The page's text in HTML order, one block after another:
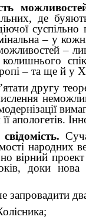
де
суспільно
– у
–
– та ще й у
другу
апологетів.
народних
вірний
доки нова
запровадити